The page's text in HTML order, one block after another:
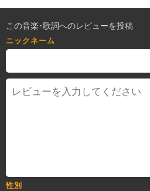
この音楽･歌詞へのレビューを投稿
ニックネーム
性別